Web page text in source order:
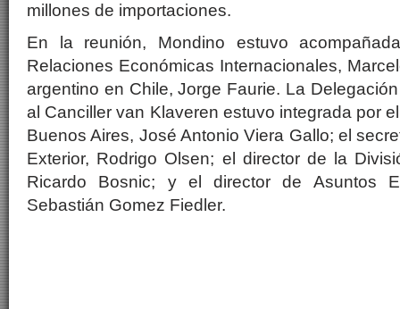
millones de importaciones.
En la reunión, Mondino estuvo
Relaciones Económicas Internacionales,
argentino en Chile, Jorge Faurie. La
al Canciller van Klaveren estuvo integrada por
Buenos Aires, José Antonio Viera Gallo; el
Exterior, Rodrigo Olsen; el director de la
Ricardo Bosnic; y el director de Asuntos
Sebastián Gomez Fiedler.